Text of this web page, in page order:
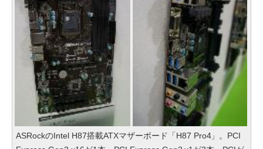
ASRockのIntel H87搭載ATXマザーボード「H87 Pro4」。PCI